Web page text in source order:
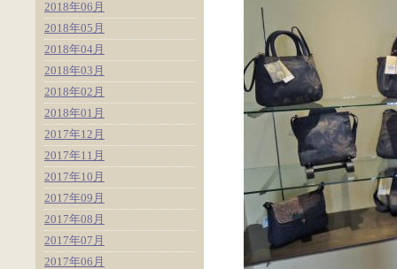
2018年06月
2018年05月
2018年04月
2018年03月
2018年02月
2018年01月
2017年12月
2017年11月
2017年10月
2017年09月
2017年08月
2017年07月
2017年06月